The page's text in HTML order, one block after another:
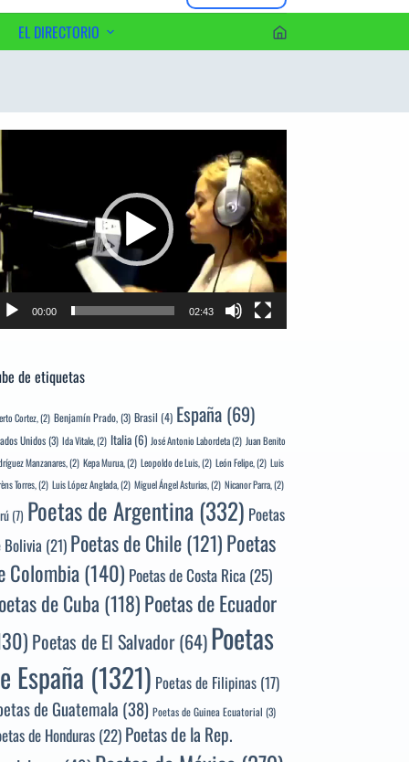
EL DIRECTORIO
00:00 02:43
de etiquetas
Cortez,(2) Benjamín Prado,(3) Brasil (4) España (69)
Unidos(3) Ida Vitale,(2) Italia (6) José Antonio Labordeta(2) Juan Benito
Manzanares,(2) Kepa Murua,(2) Leopoldo de Luis,(2) León Felipe,(2) Luis
Torres,(2) Luis López Anglada,(2) Miguel Ángel Asturias,(2) Nicanor Parra,(2)
(7) Poetas de Argentina(332) Poetas
Bolivia(21) Poetas de Chile(121)Poetas
Colombia(140) Poetas de Costa Rica(25)
de Cuba (118)Poetas de Ecuador
Poetas de El Salvador(64)Poetas
España (1321) Poetas de Filipinas (17)
de Guatemala (38) Poetas de Guinea Ecuatorial (3)
de Honduras(22) Poetas de la Rep.